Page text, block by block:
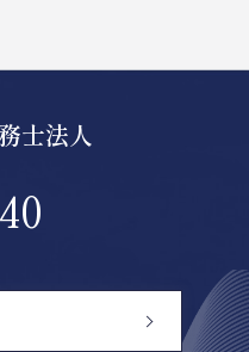
士法人